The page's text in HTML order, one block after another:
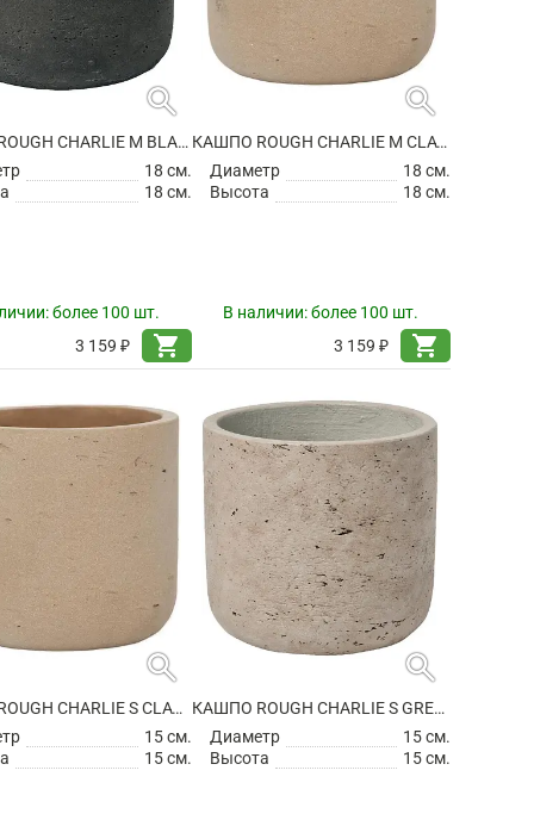
search
КАШПО ROUGH CHARLIE M BLACK WASHED
18 см.
18 см.
более 100 шт.
3 159 ₽
shopping_cart
search
КАШПО ROUGH CHARLIE M CLAY WASHED
Диаметр
18 см.
Высота
18 см.
В наличии:более 100 шт.
3 159 ₽
shopping_cart
search
КАШПО ROUGH CHARLIE S CLAY WASHED
15 см.
15 см.
search
КАШПО ROUGH CHARLIE S GREY WASHED
Диаметр
15 см.
Высота
15 см.